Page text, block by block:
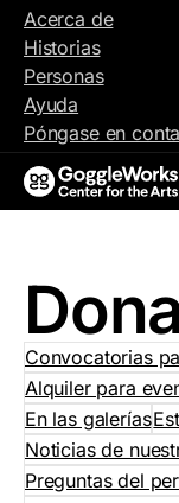
contenido
Acerca de
Historias
Personas
Ayuda
Póngase en
Convocatorias
Alquiler para
En las galerías
Noticias de
Preguntas del